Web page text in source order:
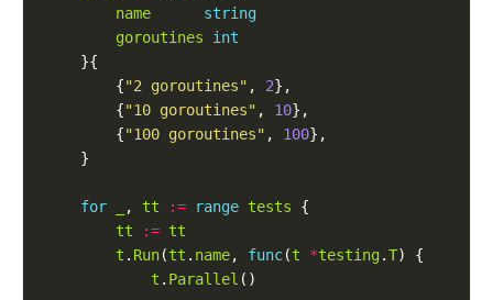
name
string
goroutines
int
        {
"2 goroutines" , 2
        {
"10 goroutines" , 10
        {
"100 goroutines" , 100
for , tt := range tests
tt
:= tt
t . Run(tt . name, func(t *testing.T
t . Parallel